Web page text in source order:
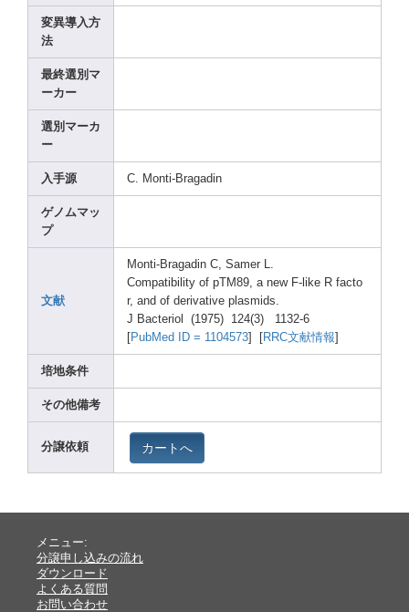
変異導入方
法
最終選別マ
ーカー
選別マーカ
ー
入手源 C. Monti-Bragadin
ゲノムマッ
プ
文献
Monti-Bragadin C, Samer L.
Compatibil ity of pTM89, a new F-like R facto
r, and of derivative plasmids.
J Bacteriol (1975) 124(3) 1132-6
PubMed ID = 1104573 RRC文献情報
培地条件
その他備考
分譲依頼 カートへ
メニュー:
分譲申し込みの流れ
ダウンロード
よくある質問
お問い合わせ